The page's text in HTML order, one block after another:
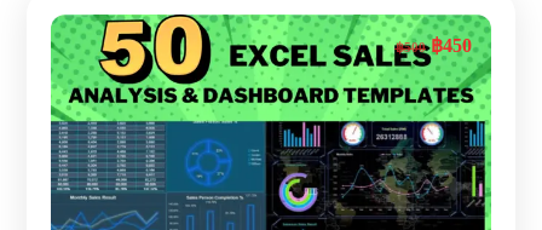
฿500 ฿450